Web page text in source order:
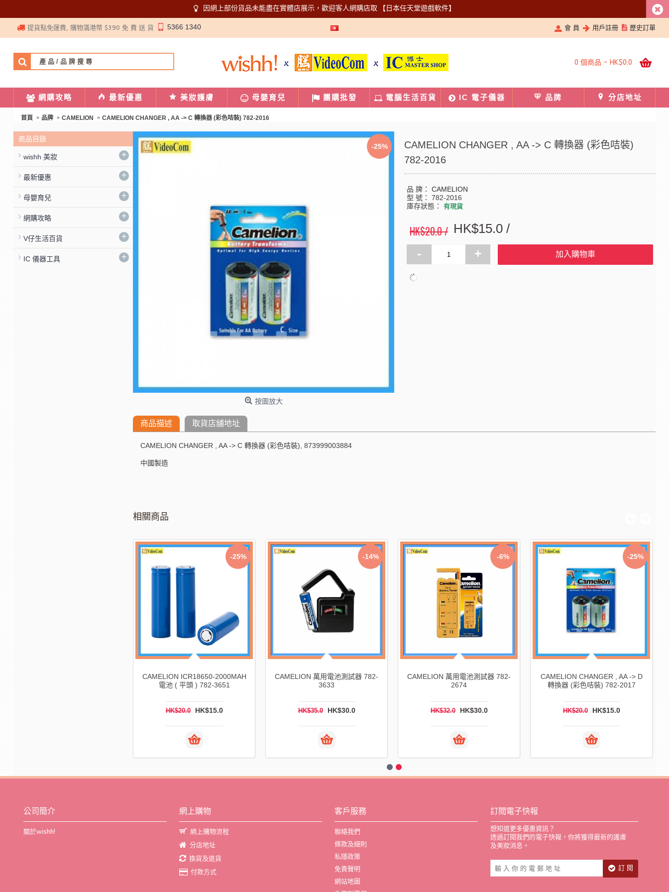
因網上部份貨品未能盡在實體店展示，歡迎客人網購店取 【日本任天堂遊戲軟件】
提貨點免運費, 購物滿港幣 $390 免 費 送 貨 5366 1340 會 員 用戶註冊 歷史訂單
0 個商品 - HK$0.0
網購攻略 最新優惠 美妝護膚 母嬰育兒 團購批發 電腦生活百貨 IC 電子儀器 品牌 分店地址
首頁 品牌 CAMELION CAMELION CHANGER , AA -> C 轉換器 (彩色咭裝) 782-2016
商品目錄
wishh 美妝 +
最新優惠 +
母嬰育兒 +
網購攻略 +
V仔生活百貨 +
IC 儀器工具 +
-25%
按圖放大
CAMELION CHANGER , AA -> C 轉換器 (彩色咭裝)
782-2016
品 牌： CAMELION
型 號： 782-2016
庫存狀態： 有現貨
HK$20.0 / HK$15.0 /
- + 加入購物車
商品描述 取貨店舖地址
CAMELION CHANGER , AA -> C 轉換器 (彩色咭裝), 873999003884
中國製造
相關商品
-25%
CAMELION ICR18650-2000MAH
電池 ( 平頭 ) 782-3651
HK$20.0 HK$15.0
-14%
CAMELION 萬用電池測試器 782-
3633
HK$35.0 HK$30.0
-6%
CAMELION 萬用電池測試器 782-
2674
HK$32.0 HK$30.0
-25%
CAMELION CHANGER , AA -> D
轉換器 (彩色咭裝) 782-2017
HK$20.0 HK$15.0
公司簡介
關於wishh!
網上購物
網上購物流程
分店地址
換貨及退貨
付款方式
客戶服務
聯絡我們
條款及細則
私隱政策
免責聲明
網站地圖
訂閱電子快報
想知道更多優惠資訊？
透過訂閱我們的電子快報，你將獲得最新的護膚
及美妝消息。
訂 閱